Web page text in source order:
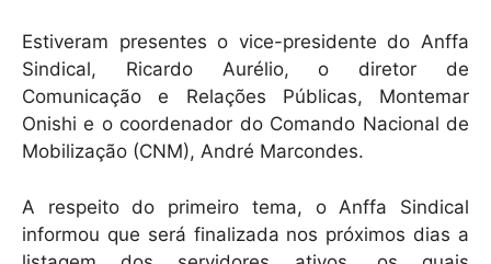
Estiveram presentes o vice-presidente do Anffa
Sindical, Ricardo Aurélio, o diretor de
Comunicação e Relações Públicas, Montemar
Onishi e o coordenador do Comando Nacional de
Mobilização (CNM), André Marcondes.
A respeito do primeiro tema, o Anffa Sindical
informou que será finalizada nos próximos dias a